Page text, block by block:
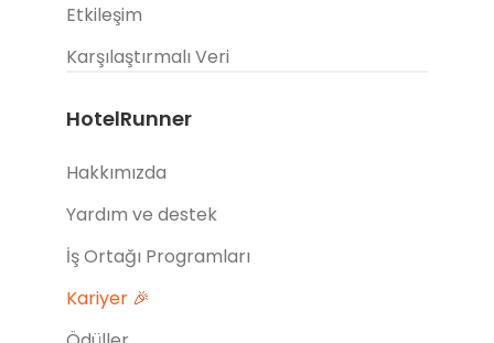
Etkileşim
Karşılaştırmalı Veri
HotelRunner
Hakkımızda
Yardım ve destek
İş Ortağı Programları
Kariyer 🎉